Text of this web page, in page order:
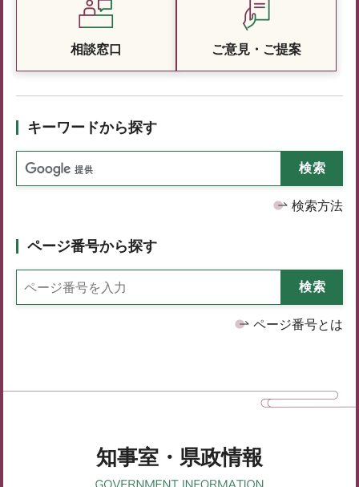
相談窓口 ご意見・ご提案
キーワードから探す
検索方法
ページ番号から探す
ページ番号とは
知事室・県政情報